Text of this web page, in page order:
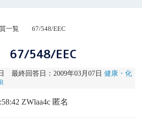
質一覧 67/548/EEC
67/548/EEC
最終回答日：2009年03月07日 健康・化
ZWlaa4c 匿名